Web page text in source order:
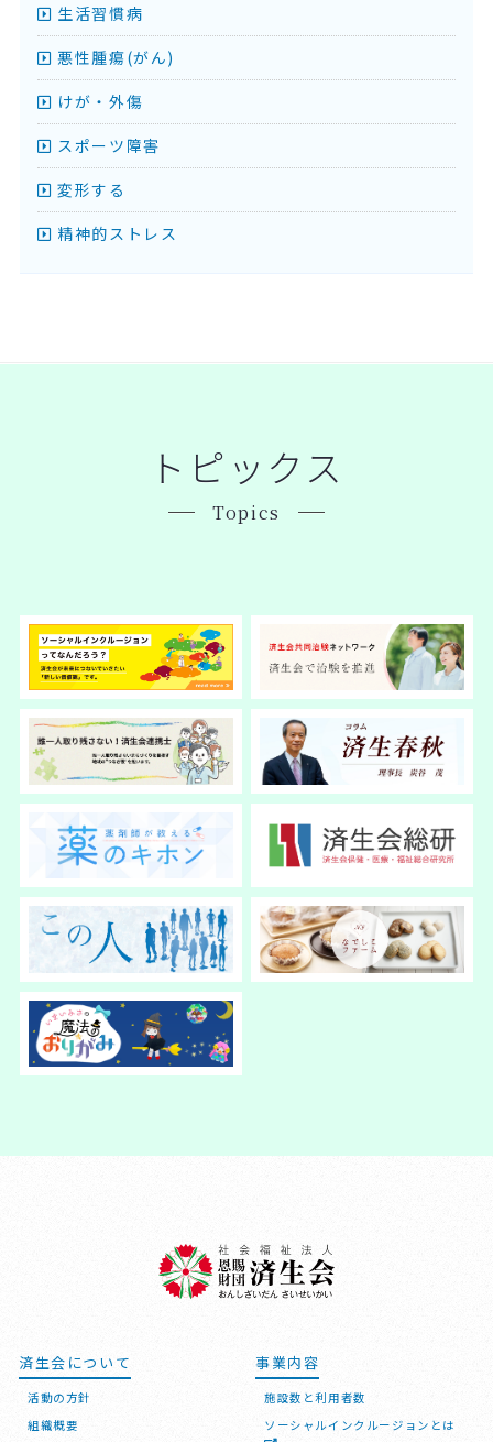
生活習慣病
悪性腫瘍(がん)
けが・外傷
スポーツ障害
変形する
精神的ストレス
トピックス
Topics
済生会について
活動の方針
組織概要
事業内容
施設数と利用者数
ソーシャルインクルージョンとは